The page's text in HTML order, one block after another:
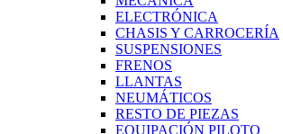
ELECTRÓNICA
CHASIS Y CARROCERÍA
SUSPENSIONES
FRENOS
LLANTAS
NEUMÁTICOS
RESTO DE PIEZAS
EQUIPACIÓN PILOTO